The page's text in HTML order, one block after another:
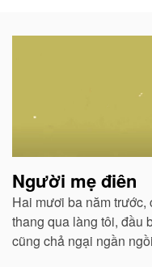
Bài
quan
Người mẹ điên
Hai mươi ba năm
thang qua làng tôi, đầu
cũng chả ngại ngần